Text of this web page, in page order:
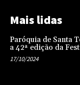
Mais lidas
Paróquia de Santa
a 42ª edição da
17/10/2024